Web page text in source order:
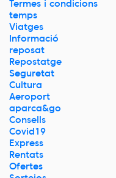
Termes i condicions
temps
Viatges
Informació
reposat
Repostatge
Seguretat
Cultura
Aeroport
aparca&go
Consells
Covid19
Express
Rentats
Ofertes